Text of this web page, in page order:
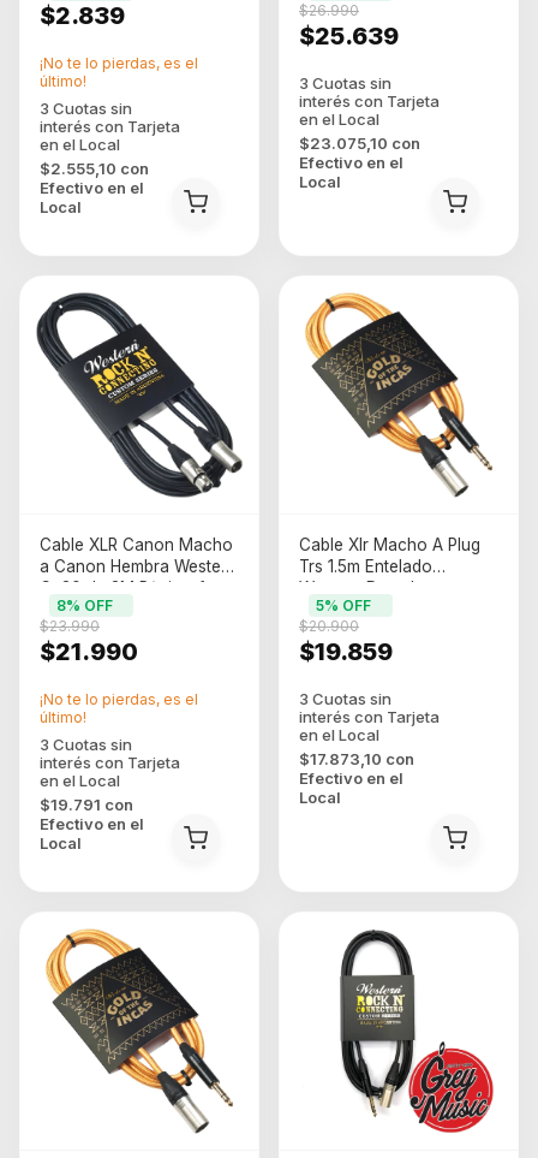
$2.839
$2.555,10 con
Efectivo en el
Local
¡No te lo pierdas, es el
último!
$25.639
$26.990
$23.075,10 con
Efectivo en el
Local
Cable XLR Canon Macho
a Canon Hembra Western
Cc30 de 3M P/microfono
$21.990
$23.990
8% OFF
$19.791 con
Efectivo en el
Local
¡No te lo pierdas, es el
último!
Cable Xlr Macho A Plug
Trs 1.5m Entelado
Western Dorado
Balanceado
$19.859
$20.900
5% OFF
$17.873,10 con
Efectivo en el
Local